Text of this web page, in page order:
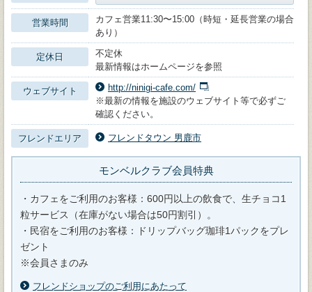
営業時間
カフェ営業11:30〜15:00（時短・延長営業の場合
あり）
定休日
不定休
最新情報はホームページを参照
ウェブサイト
http://ninigi-cafe.com/
※最新の情報を施設のウェブサイト等で必ずご
確認ください。
フレンドエリア フレンドタウン 男鹿市
モンベルクラブ会員特典
・カフェをご利用のお客様：600円以上の飲食で、生チョコ1
粒サービス（在庫がない場合は50円割引）。
・民宿をご利用のお客様：ドリップバッグ珈琲1パックをプレ
ゼント
※会員さまのみ
フレンドショップのご利用にあたって